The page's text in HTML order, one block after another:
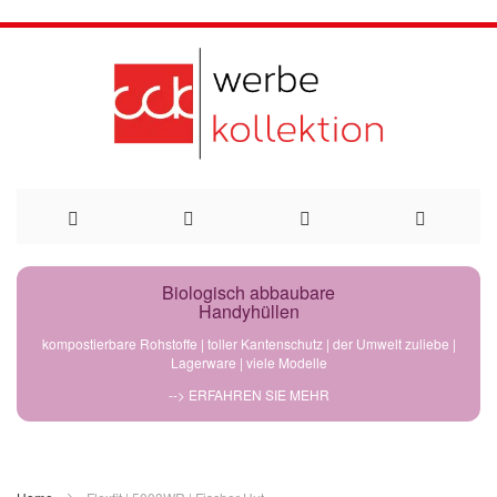
Direkt
Biologisch abbaubare
Handyhüllen
kompostierbare Rohstoffe | toller Kantenschutz | der Umwelt zuliebe |
Lagerware | viele Modelle
--> ERFAHREN SIE MEHR